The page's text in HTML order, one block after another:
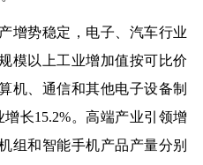
势稳定，电子、汽车行业
模以上工业增加值按可比价
机、通信和其他电子设备制
长15.2%。高端产业引领增
组和智能手机产品产量分别